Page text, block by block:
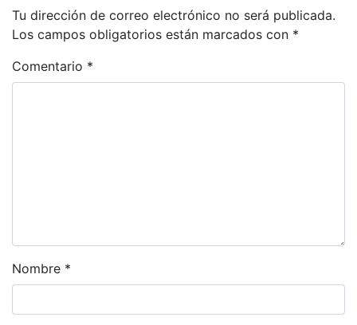
Tu dirección de correo electrónico no será publicada.
Los campos obligatorios están marcados con *
Comentario *
Nombre *